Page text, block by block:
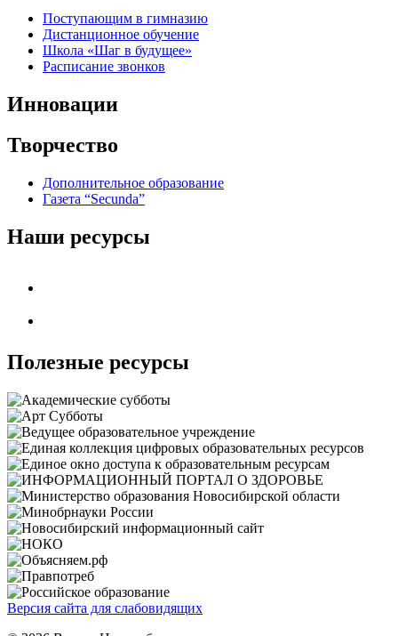
Поступающим в гимназию
Дистанционное обучение
Школа «Шаг в будущее»
Расписание звонков
Инновации
Творчество
Дополнительное образование
Газета “Secunda”
Наши ресурсы
Полезные ресурсы
Версия сайта для слабовидящих